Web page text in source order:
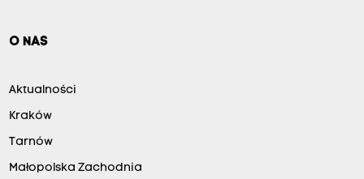
O NAS
Aktualności
Kraków
Tarnów
Małopolska Zachodnia